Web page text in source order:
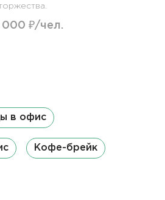
₽/чел.
в офис
Кофе-брейк